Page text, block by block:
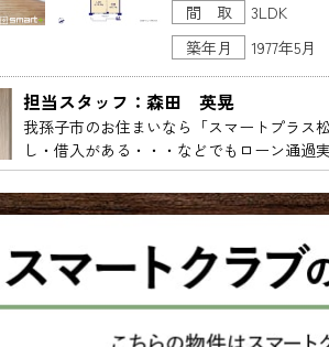
間 取
3LDK
築年月
1977年5月
担当スタッフ：森田　英晃
我孫子市のお住まいなら「スマートプラス